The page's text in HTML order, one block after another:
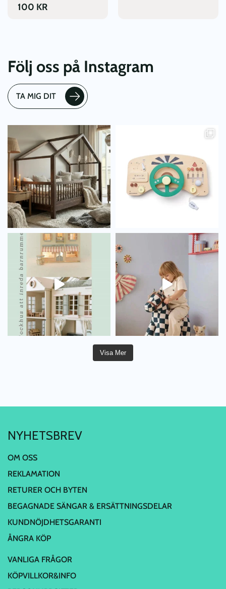
100 KR
Följ oss på Instagram
TA MIG DIT
Visa Mer
NYHETSBREV
OM OSS
REKLAMATION
RETURER OCH BYTEN
BEGAGNADE SÄNGAR & ERSÄTTNINGSDELAR
KUNDNÖJDHETSGARANTI
ÅNGRA KÖP
VANLIGA FRÅGOR
KÖPVILLKOR&INFO